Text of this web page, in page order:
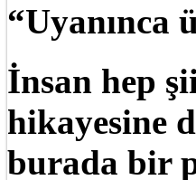
“Uyanınca
İnsan hep
hikayesine
burada bir